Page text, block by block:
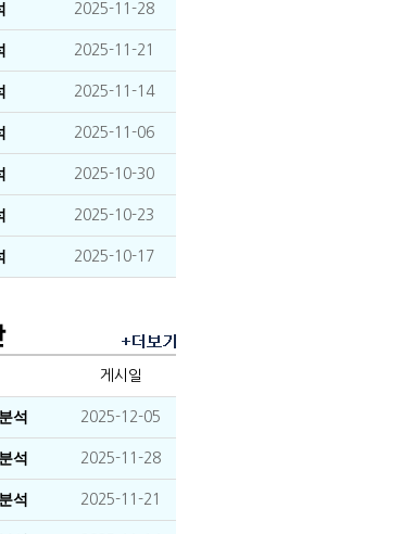
2025-11-28
2025-11-21
2025-11-14
2025-11-06
2025-10-30
2025-10-23
2025-10-17
게시일
석 2025-12-05
석 2025-11-28
석 2025-11-21